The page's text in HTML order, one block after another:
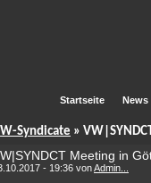
Startseite News
Syndicate »
Meeting in
- 19:36 vonAdmin...